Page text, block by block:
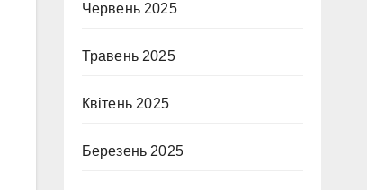
Червень 2025
Травень 2025
Квітень 2025
Березень 2025